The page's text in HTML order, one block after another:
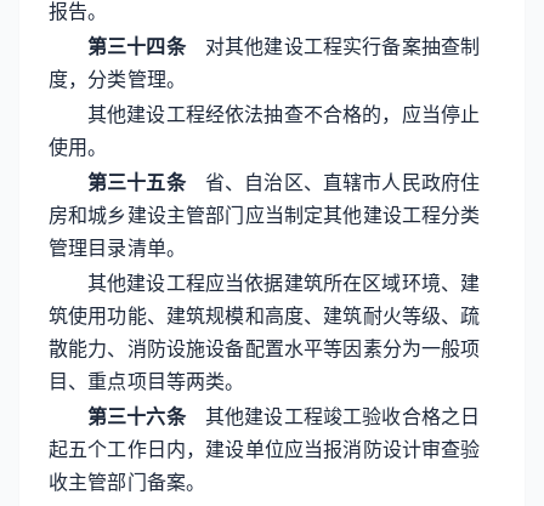
报告。
第三十四条对其他建设工程实行备案抽查制
度，分类管理。
其他建设工程经依法抽查不合格的，应当停止
使用。
第三十五条省、自治区、直辖市人民政府住
房和城乡建设主管部门应当制定其他建设工程分类
管理目录清单。
其他建设工程应当依据建筑所在区域环境、建
筑使用功能、建筑规模和高度、建筑耐火等级、疏
散能力、消防设施设备配置水平等因素分为一般项
目、重点项目等两类。
第三十六条其他建设工程竣工验收合格之日
起五个工作日内，建设单位应当报消防设计审查验
收主管部门备案。